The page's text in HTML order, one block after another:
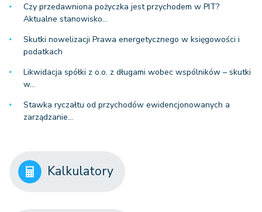
Czy przedawniona pożyczka jest przychodem w PIT?
Aktualne stanowisko…
Skutki nowelizacji Prawa energetycznego w księgowości i
podatkach
Likwidacja spółki z o.o. z długami wobec wspólników – skutki
w…
Stawka ryczałtu od przychodów ewidencjonowanych a
zarządzanie…
Kalkulatory